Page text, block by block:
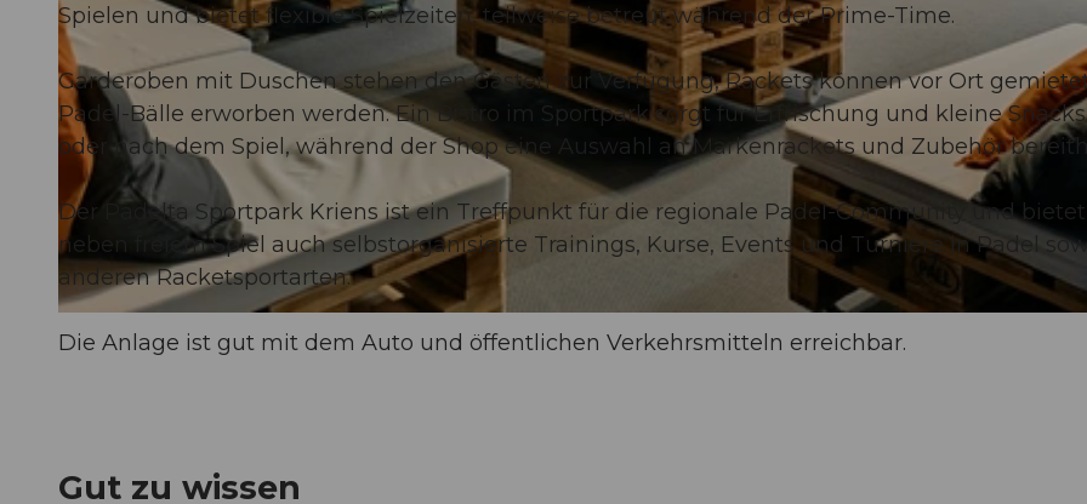
Spielen und bietet flexible Spielzeiten, teilweise betreut während der Prime-Time.
Garderoben mit Duschen stehen den Gästen zur Verfügung, Rackets können vor Ort gemietet
Padel-Bälle erworben werden. Ein Bistro im Sportpark sorgt für Erfrischung und kleine
oder nach dem Spiel, während der Shop eine Auswahl an Markenrackets und Zubehör
Der Padelta Sportpark Kriens ist ein Treffpunkt für die regionale Padel-Community und bietet
neben freiem Spiel auch selbstorganisierte Trainings, Kurse, Events und Turniere in Padel
anderen Racketsportarten.
Die Anlage ist gut mit dem Auto und öffentlichen Verkehrsmitteln erreichbar.
Gut zu wissen